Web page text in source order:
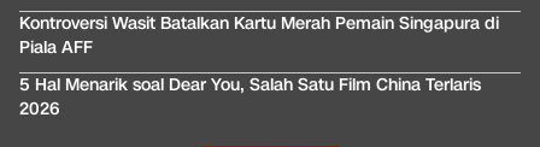
Kontroversi Wasit Batalkan Kartu Merah Pemain Singapura di
Piala AFF
5 Hal Menarik soal Dear You, Salah Satu Film China Terlaris
2026